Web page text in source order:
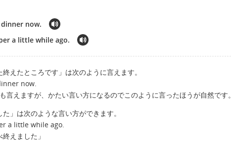
now.
a little while ago.
終えたところです」は次のように言えます。
now.
えますが、かたい言い方になるのでこのように言ったほうが自然です。
た」は次のような言い方ができます。
a little while ago.
えました」